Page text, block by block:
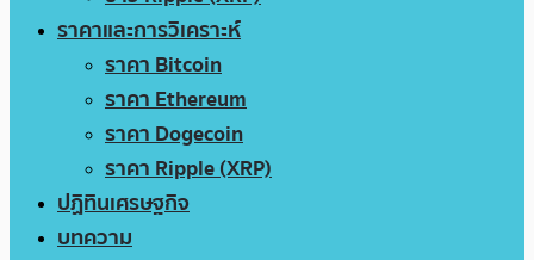
ราคาและการวิเคราะห์
ราคา Bitcoin
ราคา Ethereum
ราคา Dogecoin
ราคา Ripple (XRP)
ปฏิทินเศรษฐกิจ
บทความ